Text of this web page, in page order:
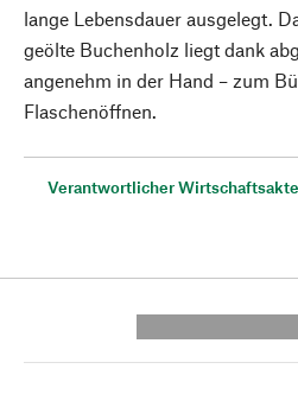
lange Lebensdauer ausgelegt.
geölte Buchenholz liegt dank
angenehm in der Hand – zum
Flaschenöffnen.
Verantwortlicher